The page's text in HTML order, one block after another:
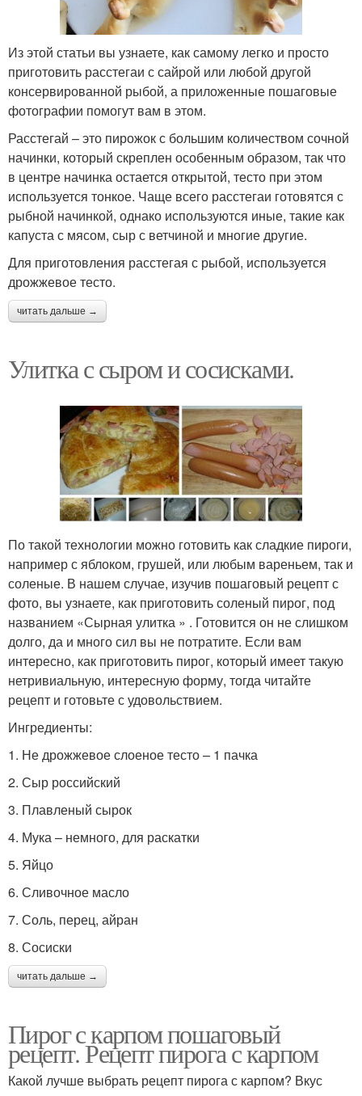
Из этой статьи вы узнаете, как самому легко и просто
приготовить расстегаи с сайрой или любой другой
консервированной рыбой, а приложенные пошаговые
фотографии помогут вам в этом.
Расстегай – это пирожок с большим количеством сочной
начинки, который скреплен особенным образом, так что
в центре начинка остается открытой, тесто при этом
используется тонкое. Чаще всего расстегаи готовятся с
рыбной начинкой, однако используются иные, такие как
капуста с мясом, сыр с ветчиной и многие другие.
Для приготовления расстегая с рыбой, используется
дрожжевое тесто.
читать дальше →
Улитка с сыром и сосисками.
По такой технологии можно готовить как сладкие пироги,
например с яблоком, грушей, или любым вареньем, так и
соленые. В нашем случае, изучив пошаговый рецепт с
фото, вы узнаете, как приготовить соленый пирог, под
названием «Сырная улитка » . Готовится он не слишком
долго, да и много сил вы не потратите. Если вам
интересно, как приготовить пирог, который имеет такую
нетривиальную, интересную форму, тогда читайте
рецепт и готовьте с удовольствием.
Ингредиенты:
1. Не дрожжевое слоеное тесто – 1 пачка
2. Сыр российский
3. Плавленый сырок
4. Мука – немного, для раскатки
5. Яйцо
6. Сливочное масло
7. Соль, перец, айран
8. Сосиски
читать дальше →
Пирог с карпом пошаговый
рецепт. Рецепт пирога с карпом
Какой лучше выбрать рецепт пирога с карпом? Вкус